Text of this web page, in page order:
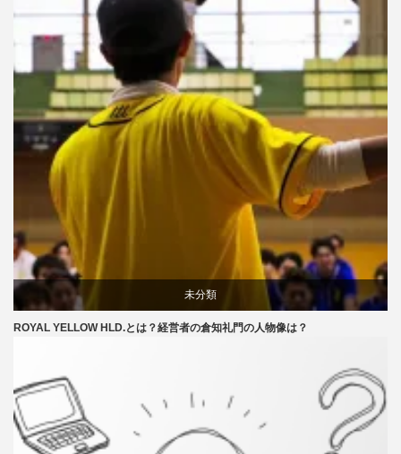
未分類
ROYAL YELLOW HLD.とは？経営者の倉知礼門の人物像は？